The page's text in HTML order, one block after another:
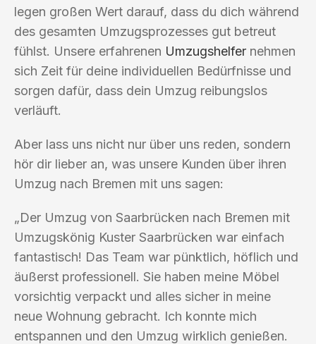
legen großen Wert darauf, dass du dich während
des gesamten Umzugsprozesses gut betreut
fühlst. Unsere erfahrenen Umzugshelfer nehmen
sich Zeit für deine individuellen Bedürfnisse und
sorgen dafür, dass dein Umzug reibungslos
verläuft.
Aber lass uns nicht nur über uns reden, sondern
hör dir lieber an, was unsere Kunden über ihren
Umzug nach Bremen mit uns sagen:
„Der Umzug von Saarbrücken nach Bremen mit
Umzugskönig Kuster Saarbrücken war einfach
fantastisch! Das Team war pünktlich, höflich und
äußerst professionell. Sie haben meine Möbel
vorsichtig verpackt und alles sicher in meine
neue Wohnung gebracht. Ich konnte mich
entspannen und den Umzug wirklich genießen.